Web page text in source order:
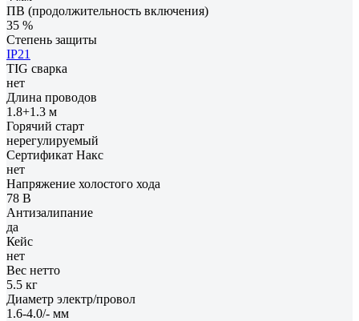
ПВ (продолжительность включения)
35 %
Степень защиты
IP21
TIG сварка
нет
Длина проводов
1.8+1.3 м
Горячий старт
нерегулируемый
Сертификат Накс
нет
Напряжение холостого хода
78 В
Антизалипание
да
Кейс
нет
Вес нетто
5.5 кг
Диаметр электр/провол
1.6-4.0/- мм